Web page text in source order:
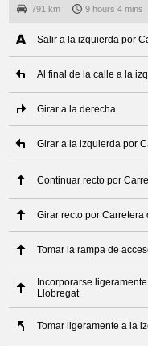
791 km 9 hours 4 mins
Salir a la izquierda por
Al final de la calle a la
Girar a la derecha
Girar a la izquierda por
Continuar recto por
Girar recto por
Tomar la rampa de
Incorporarse
Llobregat
Tomar ligeramente a la